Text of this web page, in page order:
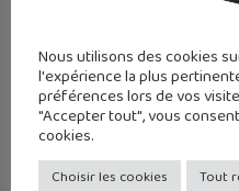
Un événement
Archéduc dans
Nous utilisons des cookies
l'expérience la plus
préférences lors de vos
"Accepter tout", vous
cookies.
Choisir les cookies Tout